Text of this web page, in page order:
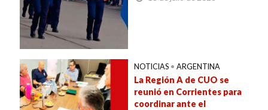
NOTICIAS • ARGENTINA
La Región A de CUO se
reunió en Corrientes para
coordinar ante el